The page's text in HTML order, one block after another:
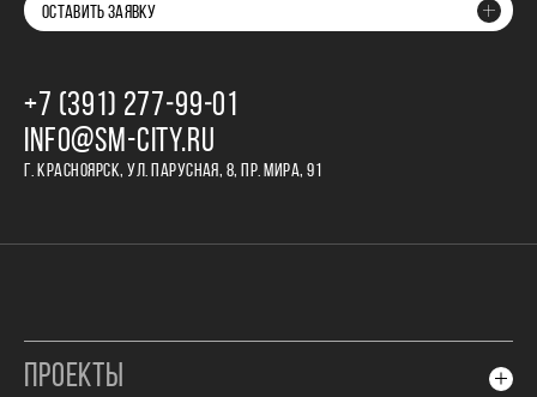
ОСТАВИТЬ ЗАЯВКУ
+7 (391) 277‒99‒01
INFO@SM-CITY.RU
Г. КРАСНОЯРСК, УЛ. ПАРУСНАЯ, 8, ПР. МИРА, 91
ПРОЕКТЫ